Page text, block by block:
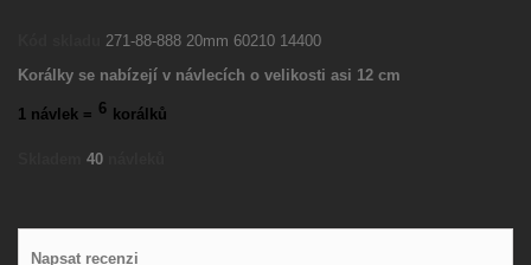
271-88-888 20mm 60210 14400
Korálky se nabízejí v návlecích o velikosti asi 12 cm
1 návlek = 6 korálků
40
Napsat recenzi